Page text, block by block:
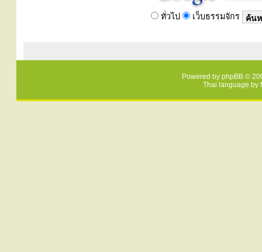
ทั่วไป เว็บธรรมจักร
Powered by phpBB ©
Thai language by